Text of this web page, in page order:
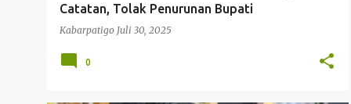
Catatan, Tolak Penurunan Bupati
Kabarpatigo Juli 30, 2025
0